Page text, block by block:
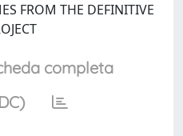
FROM THE DEFINITIVE
completa